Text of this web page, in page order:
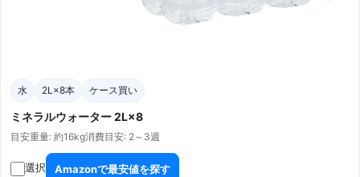
水 2L×8本 ケース買い
ミネラルウォーター 2L×8
目安重量: 約16kg消費目安: 2～3週
選択 Amazonで最安値を探す